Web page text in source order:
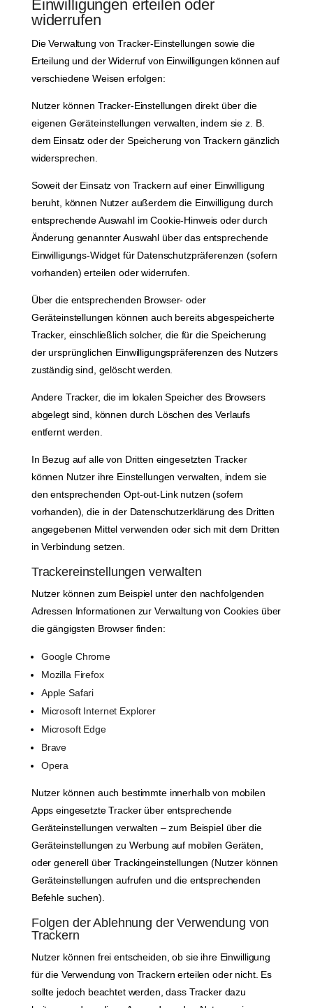
Einwilligungen erteilen oder
widerrufen
Die Verwaltung von Tracker-Einstellungen sowie die
Erteilung und der Widerruf von Einwilligungen können auf
verschiedene Weisen erfolgen:
Nutzer können Tracker-Einstellungen direkt über die
eigenen Geräteinstellungen verwalten, indem sie z. B.
dem Einsatz oder der Speicherung von Trackern gänzlich
widersprechen.
Soweit der Einsatz von Trackern auf einer Einwilligung
beruht, können Nutzer außerdem die Einwilligung durch
entsprechende Auswahl im Cookie-Hinweis oder durch
Änderung genannter Auswahl über das entsprechende
Einwilligungs-Widget für Datenschutzpräferenzen (sofern
vorhanden) erteilen oder widerrufen.
Über die entsprechenden Browser- oder
Geräteinstellungen können auch bereits abgespeicherte
Tracker, einschließlich solcher, die für die Speicherung
der ursprünglichen Einwilligungspräferenzen des Nutzers
zuständig sind, gelöscht werden.
Andere Tracker, die im lokalen Speicher des Browsers
abgelegt sind, können durch Löschen des Verlaufs
entfernt werden.
In Bezug auf alle von Dritten eingesetzten Tracker
können Nutzer ihre Einstellungen verwalten, indem sie
den entsprechenden Opt-out-Link nutzen (sofern
vorhanden), die in der Datenschutzerklärung des Dritten
angegebenen Mittel verwenden oder sich mit dem Dritten
in Verbindung setzen.
Trackereinstellungen verwalten
Nutzer können zum Beispiel unter den nachfolgenden
Adressen Informationen zur Verwaltung von Cookies über
die gängigsten Browser finden:
Google Chrome
Mozilla Firefox
Apple Safari
Microsoft Internet Explorer
Microsoft Edge
Brave
Opera
Nutzer können auch bestimmte innerhalb von mobilen
Apps eingesetzte Tracker über entsprechende
Geräteinstellungen verwalten – zum Beispiel über die
Geräteinstellungen zu Werbung auf mobilen Geräten,
oder generell über Trackingeinstellungen (Nutzer können
Geräteinstellungen aufrufen und die entsprechenden
Befehle suchen).
Folgen der Ablehnung der Verwendung von
Trackern
Nutzer können frei entscheiden, ob sie ihre Einwilligung
für die Verwendung von Trackern erteilen oder nicht. Es
sollte jedoch beachtet werden, dass Tracker dazu